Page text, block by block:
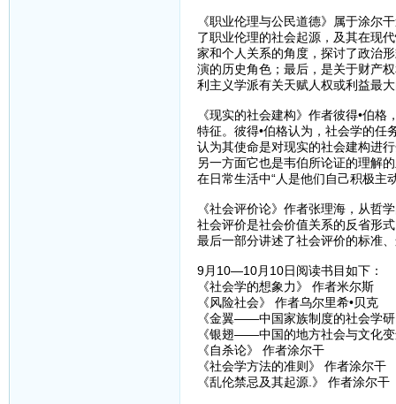
《职业伦理与公民道德》属于涂尔
了职业伦理的社会起源，及其在现
家和个人关系的角度，探讨了政治
演的历史角色；最后，是关于财产
利主义学派有关天赋人权或利益最
《现实的社会建构》作者彼得•伯
特征。彼得•伯格认为，社会学的任
认为其使命是对现实的社会建构进
另一方面它也是韦伯所论证的理解
在日常生活中“人是他们自己积极主
《社会评价论》作者张理海，从哲
社会评价是社会价值关系的反省形
最后一部分讲述了社会评价的标准
9月10—10月10日阅读书目如下：
《社会学的想象力》 作者米尔斯
《风险社会》 作者乌尔里希•贝克
《金翼——中国家族制度的社会学
《银翅——中国的地方社会与文化
《自杀论》 作者涂尔干
《社会学方法的准则》 作者涂尔干
《乱伦禁忌及其起源.》 作者涂尔干